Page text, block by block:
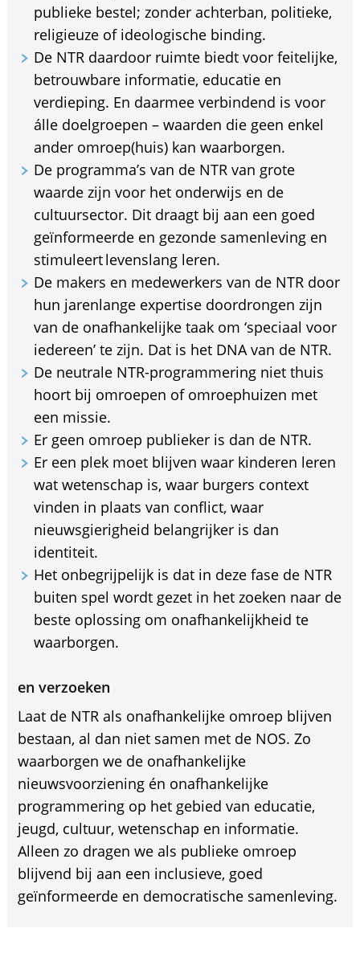
publieke bestel; zonder achterban, politieke,
religieuze of ideologische binding.
De NTR daardoor ruimte biedt voor feitelijke,
betrouwbare informatie, educatie en
verdieping. En daarmee verbindend is voor
álle doelgroepen – waarden die geen enkel
ander omroep(huis) kan waarborgen.
De programma’s van de NTR van grote
waarde zijn voor het onderwijs en de
cultuursector. Dit draagt bij aan een goed
geïnformeerde en gezonde samenleving en
stimuleert levenslang leren.
De makers en medewerkers van de NTR door
hun jarenlange expertise doordrongen zijn
van de onafhankelijke taak om ‘speciaal voor
iedereen’ te zijn. Dat is het DNA van de NTR.
De neutrale NTR-programmering niet thuis
hoort bij omroepen of omroephuizen met
een missie.
Er geen omroep publieker is dan de NTR.
Er een plek moet blijven waar kinderen leren
wat wetenschap is, waar burgers context
vinden in plaats van conflict, waar
nieuwsgierigheid belangrijker is dan
identiteit.
Het onbegrijpelijk is dat in deze fase de NTR
buiten spel wordt gezet in het zoeken naar de
beste oplossing om onafhankelijkheid te
waarborgen.
en verzoeken
Laat de NTR als onafhankelijke omroep blijven
bestaan, al dan niet samen met de NOS. Zo
waarborgen we de onafhankelijke
nieuwsvoorziening én onafhankelijke
programmering op het gebied van educatie,
jeugd, cultuur, wetenschap en informatie.
Alleen zo dragen we als publieke omroep
blijvend bij aan een inclusieve, goed
geïnformeerde en democratische samenleving.